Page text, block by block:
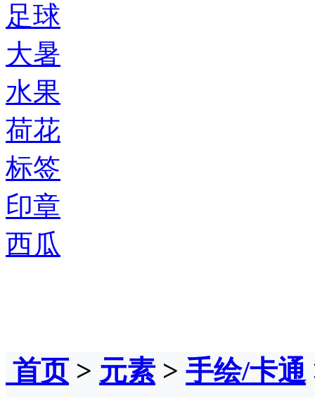
足球
大暑
水果
荷花
标签
印章
西瓜
首页> 元素 > 手绘/卡通